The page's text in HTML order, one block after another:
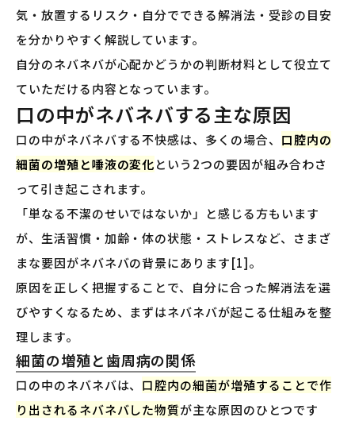
気・放置するリスク・自分でできる解消法・受診の目安
を分かりやすく解説しています。
自分のネバネバが心配かどうかの判断材料として役立て
ていただける内容となっています。
口の中がネバネバする主な原因
口の中がネバネバする不快感は、多くの場合、 口腔内の
細菌の増殖と唾液の変化という2つの要因が組み合わさ
って引き起こされます。
「単なる不潔のせいではないか」と感じる方もいます
が、生活習慣・加齢・体の状態・ストレスなど、さまざ
まな要因がネバネバの背景にあります[1]。
原因を正しく把握することで、自分に合った解消法を選
びやすくなるため、まずはネバネバが起こる仕組みを整
理します。
細菌の増殖と歯周病の関係
口の中のネバネバは、 口腔内の細菌が増殖することで作
り出されるネバネバした物質が主な原因のひとつです